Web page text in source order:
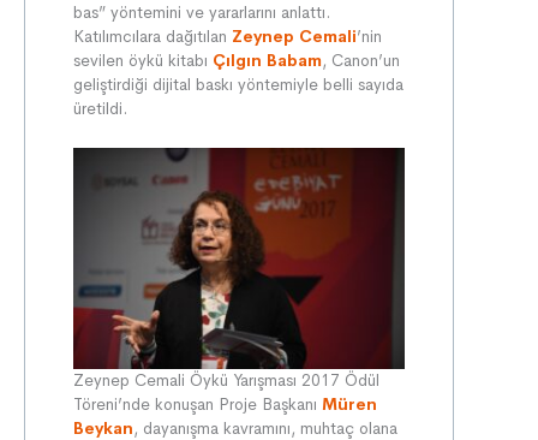
bas” yöntemini ve yararlarını anlattı.
Katılımcılara dağıtılan Zeynep Cemali’nin
sevilen öykü kitabı Çılgın Babam, Canon’un
geliştirdiği dijital baskı yöntemiyle belli sayıda
üretildi.
Zeynep Cemali Öykü Yarışması 2017 Ödül
Töreni’nde konuşan Proje Başkanı Müren
Beykan, dayanışma kavramını, muhtaç olana